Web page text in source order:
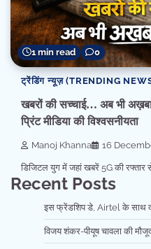
1 min read 0
ट्रेंडिंग न्यूज़ (TRENDING
खबरों की सच्चाई… अब भी
प्रिंट मीडिया की विश्वसनीयता
Manoj Khanna 16
डिजिटल युग में जहां खबरें 5G की रफ्तार
Recent Posts
इस फ्रेंडशिप डे, Airtel के साथ
विजय शंकर-पीयूष चावला की